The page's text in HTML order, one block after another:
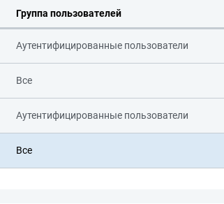
Группа пользователей
Аутентифицированные пользователи
Все
Аутентифицированные пользователи
Все